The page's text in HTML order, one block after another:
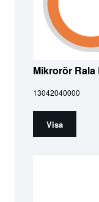
Mikrorör Rala
13042040000
Visa